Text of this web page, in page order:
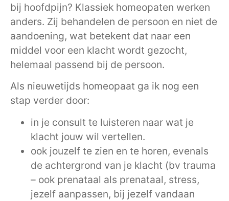
bij hoofdpijn? Klassiek homeopaten werken
anders. Zij behandelen de persoon en niet de
aandoening, wat betekent dat naar een
middel voor een klacht wordt gezocht,
helemaal passend bij de persoon.
Als nieuwetijds homeopaat ga ik nog een
stap verder door:
in je consult te luisteren naar wat je
klacht jouw wil vertellen.
ook jouzelf te zien en te horen, evenals
de achtergrond van je klacht (bv trauma
– ook prenataal als prenataal, stress,
jezelf aanpassen, bij jezelf vandaan